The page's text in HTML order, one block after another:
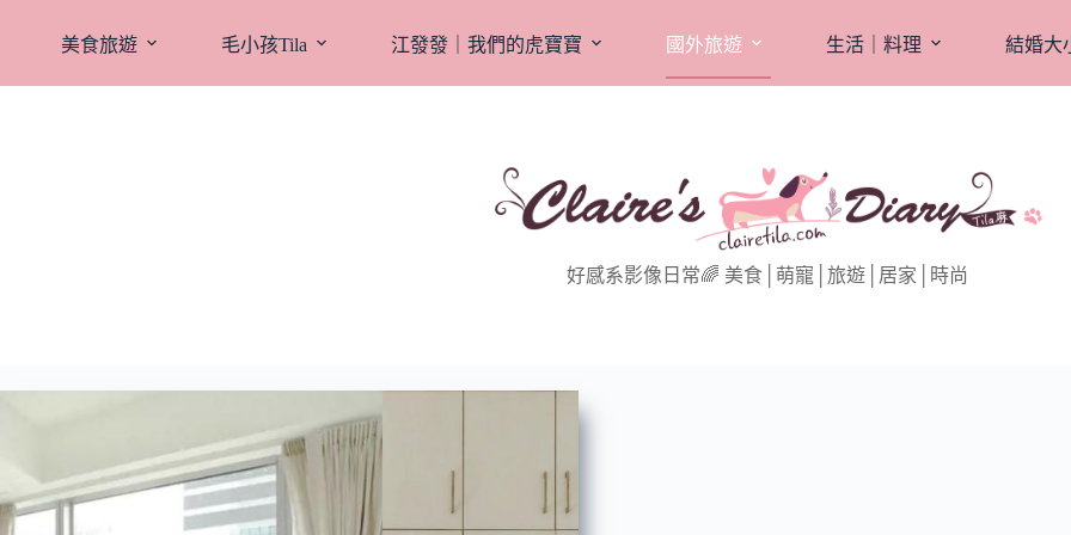
美食旅遊 毛小孩Tila 江發發｜我們的虎寶寶 國外旅遊 生活｜料理 結婚大
好感系影像日常🌈 美食│萌寵│旅遊│居家│時尚